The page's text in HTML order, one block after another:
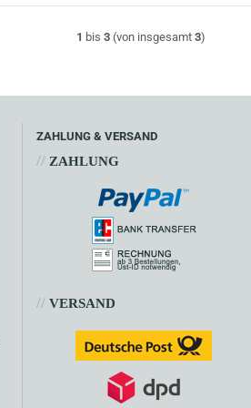
1 bis 3 (von insgesamt 3)
ZAHLUNG & VERSAND
// ZAHLUNG
// VERSAND